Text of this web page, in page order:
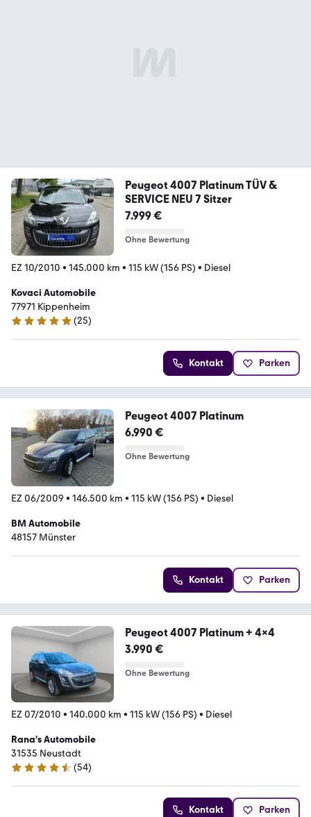
Peugeot 4007 Platinum TÜV &
SERVICE NEU 7 Sitzer
7.999 €
Ohne Bewertung
EZ 10/2010 • 145.000 km • 115 kW (156 PS) • Diesel
Kovaci Automobile
77971 Kippenheim
5 Sterne
(25)
Kontakt Parken
Peugeot 4007 Platinum
6.990 €
Ohne Bewertung
EZ 06/2009 • 146.500 km • 115 kW (156 PS) • Diesel
BM Automobile
48157 Münster
Kontakt Parken
Peugeot 4007 Platinum + 4x4
3.990 €
Ohne Bewertung
EZ 07/2010 • 140.000 km • 115 kW (156 PS) • Diesel
Rana's Automobile
31535 Neustadt
4.7 Sterne
(54)
Kontakt Parken